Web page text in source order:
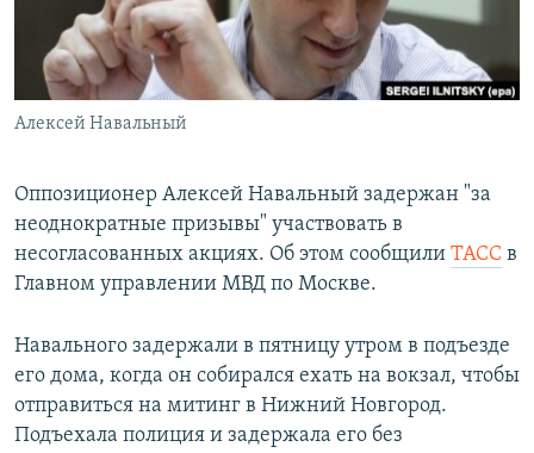
Հայերեն
English
Русский
Алексей Навальный
Оппозиционер Алексей Навальный задержан "за
неоднократные призывы" участвовать в
несогласованных акциях. Об этом сообщили ТАСС в
Главном управлении МВД по Москве.
Навального задержали в пятницу утром в подъезде
его дома, когда он собирался ехать на вокзал, чтобы
отправиться на митинг в Нижний Новгород.
Подъехала полиция и задержала его без